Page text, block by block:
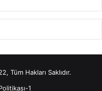
Tüm Hakları Saklıdır.
1